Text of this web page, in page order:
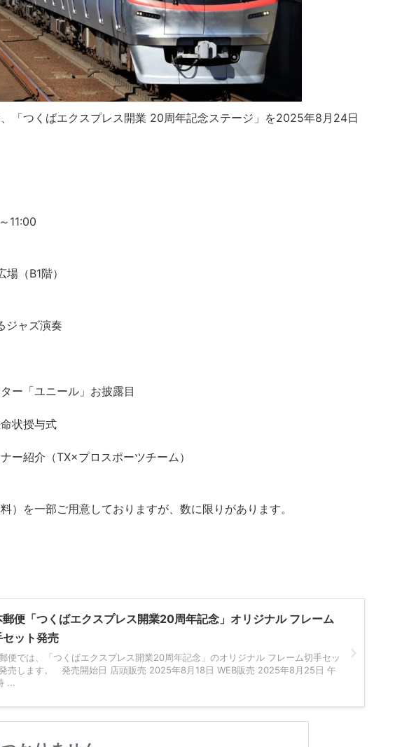
「つくばエクスプレス開業 20周年記念ステージ」を2025年8月24日
11:00
（B1階）
ジャズ演奏
ー「ユニール」お披露目
状授与式
ー紹介（TX×プロスポーツチーム）
）を一部ご用意しておりますが、数に限りがあります。
郵便「つくばエクスプレス開業20周年記念」オリジナル フレーム
セット発売
便では、「つくばエクスプレス開業20周年記念」のオリジナル フレーム切手セッ
発売します。 発売開始日 店頭販売 2025年8月18日 WEB販売 2025年8月25日 午
...